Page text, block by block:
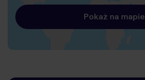
Pokaż na mapie